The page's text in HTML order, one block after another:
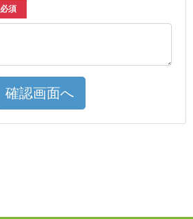
必須
確認画面へ